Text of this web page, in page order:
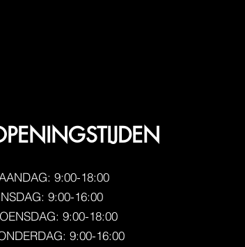
9:00-18:00
9:00-16:00
9:00-18:00
9:00-16:00